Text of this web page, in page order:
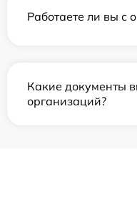
Работаете ли вы с
Какие документы
организаций?